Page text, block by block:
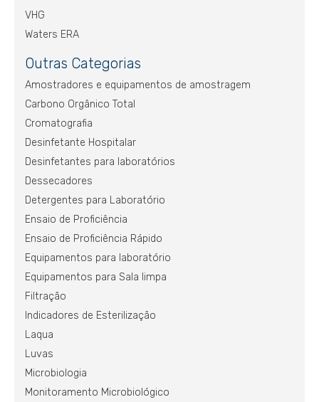
VHG
Waters ERA
Outras Categorias
Amostradores e equipamentos de amostragem
Carbono Orgânico Total
Cromatografia
Desinfetante Hospitalar
Desinfetantes para laboratórios
Dessecadores
Detergentes para Laboratório
Ensaio de Proficiência
Ensaio de Proficiência Rápido
Equipamentos para laboratório
Equipamentos para Sala limpa
Filtração
Indicadores de Esterilização
Laqua
Luvas
Microbiologia
Monitoramento Microbiológico